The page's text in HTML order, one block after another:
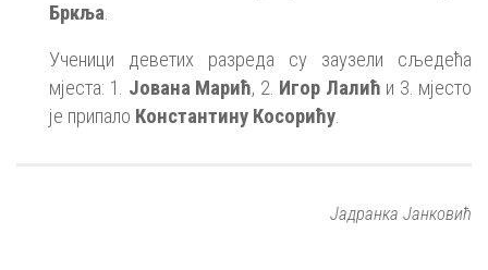
Бркља.
Ученици деветих разреда су заузели сљедећа
мјеста: 1. Јована Марић, 2. Игор Лалић и 3. мјесто
је припало Константину Косорићу.
Јадранка Јанковић